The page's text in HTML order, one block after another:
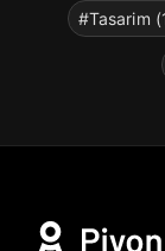
#Tasarim